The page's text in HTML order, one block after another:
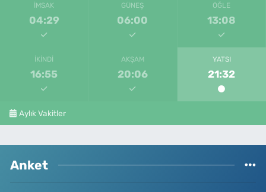
İMSAK
04:29
GÜNEŞ
06:00
ÖĞLE
13:08
İKINDI
16:55
AKŞAM
20:06
YATSI
21:32
Aylık Vakitler
Anket